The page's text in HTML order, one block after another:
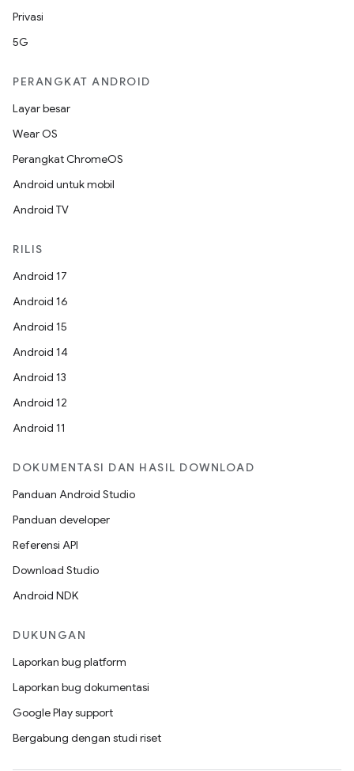
Privasi
5G
PERANGKAT ANDROID
Layar besar
Wear OS
Perangkat ChromeOS
Android untuk mobil
Android TV
RILIS
Android 17
Android 16
Android 15
Android 14
Android 13
Android 12
Android 11
DOKUMENTASI DAN HASIL DOWNLOAD
Panduan Android Studio
Panduan developer
Referensi API
Download Studio
Android NDK
DUKUNGAN
Laporkan bug platform
Laporkan bug dokumentasi
Google Play support
Bergabung dengan studi riset